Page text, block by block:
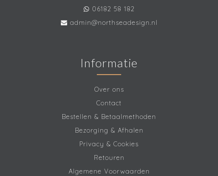
06182 58 182
admin@northseadesign.nl
Informatie
Over ons
Contact
Bestellen & Betaalmethoden
Bezorging & Afhalen
Privacy & Cookies
Retouren
Algemene Voorwaarden